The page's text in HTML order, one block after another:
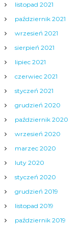
listopad 2021
październik 2021
wrzesień 2021
sierpień 2021
lipiec 2021
czerwiec 2021
styczeń 2021
grudzień 2020
październik 2020
wrzesień 2020
marzec 2020
luty 2020
styczeń 2020
grudzień 2019
listopad 2019
październik 2019